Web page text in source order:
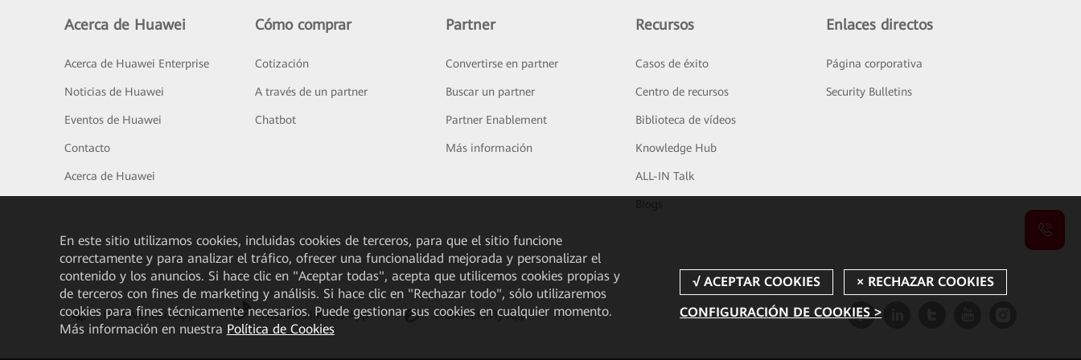
Acerca de Huawei
Acerca de Huawei Enterprise
Noticias de Huawei
Eventos de Huawei
Contacto
Acerca de Huawei
Cómo comprar
Cotización
A través de un partner
Chatbot
Partner
Convertirse en partner
Buscar un partner
Partner Enablement
Más información
Recursos
Casos de éxito
Centro de recursos
Biblioteca de vídeos
Knowledge Hub
ALL-IN Talk
Enlaces directos
Página corporativa
Security Bulletins
HUAWEI eKit App Huawei HiKnow App HUAWEI eFly App
En este sitio utilizamos cookies, incluidas cookies de terceros, para que el sitio funcione
correctamente y para analizar el tráfico, ofrecer una funcionalidad mejorada y personalizar el
contenido y los anuncios. Si hace clic en "Aceptar todas", acepta que utilicemos cookies propias y
de terceros con fines de marketing y análisis. Si hace clic en "Rechazar todo", sólo utilizaremos
cookies para fines técnicamente necesarios. Puede gestionar sus cookies en cualquier momento.
Más información en nuestra Política de Cookies
CONFIGURACIÓN DE COOKIES >